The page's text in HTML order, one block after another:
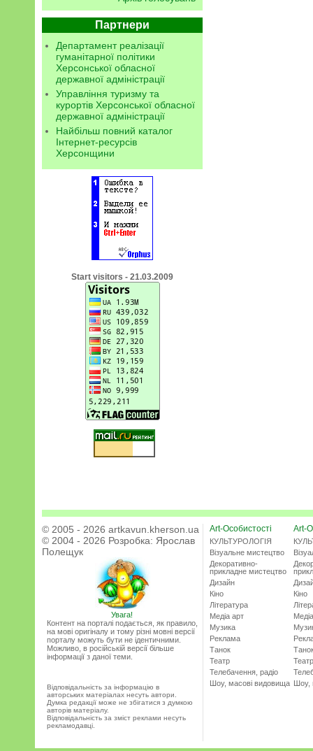
Партнери
Департамент реалізації
гуманітарної політики
Херсонської обласної
державної адміністрації
Управління туризму та
курортів Херсонської обласної
державної адміністрації
Найбільш повний каталог
Інтернет-ресурсів
Херсонщини
Start visitors - 21.03.2009
© 2005 - 2026 artkavun.kherson.ua
© 2004 - 2026 Розробка: Ярослав
Полещук
Увага!
Контент на порталі подається, як правило,
на мові оригіналу и тому різні мовні версії
порталу можуть бути не ідентичними.
Можливо, в російській версії більше
інформації з даної теми.
Відповідальність за інформацію в
авторських матеріалах несуть автори.
Думка редакції може не збігатися з думкою
авторів матеріалу.
Відповідальність за зміст реклами несуть
рекламодавці.
Art-Особистості
КУЛЬТУРОЛОГІЯ
Візуальне мистецтво
Декоративно-
прикладне мистецтво
Дизайн
Кіно
Література
Медіа арт
Музика
Реклама
Танок
Театр
Телебачення, радіо
Шоу, масові видовища
Art-
Кіно
Театр